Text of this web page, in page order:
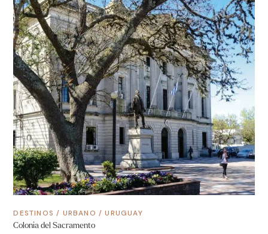
DESTINOS / URBANO /URUGUAY
Colonia del Sacramento